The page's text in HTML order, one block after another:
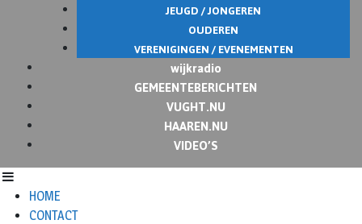
JEUGD / JONGEREN
OUDEREN
VERENIGINGEN / EVENEMENTEN
wijkradio
GEMEENTEBERICHTEN
VUGHT.NU
HAAREN.NU
VIDEO’S
HOME
CONTACT